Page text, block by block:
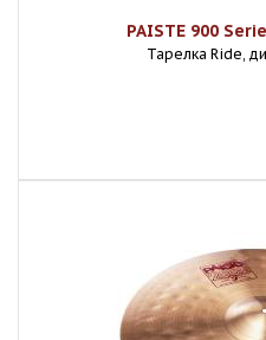
PAISTE 900
Тарелка Ride,